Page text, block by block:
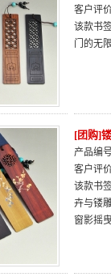
客户评
该款书
门的无
[团购]
产品编
客户评
该款书
卉与镂
窗影摇